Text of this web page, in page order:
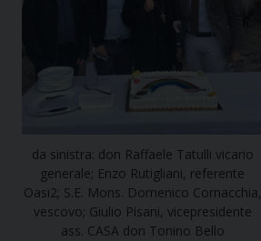
da sinistra: don Raffaele Tatulli vicario
generale; Enzo Rutigliani, referente
Oasi2; S.E. Mons. Domenico Cornacchia,
vescovo; Giulio Pisani, vicepresidente
ass. CASA don Tonino Bello